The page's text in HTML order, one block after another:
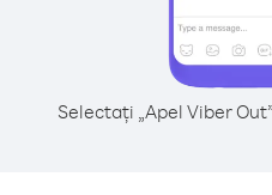
Selectați „Apel Viber